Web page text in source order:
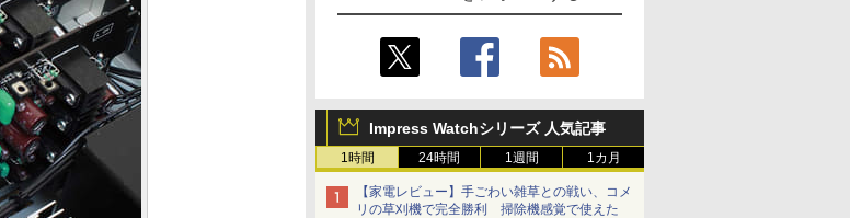
Impress Watchシリーズ 人気記事
1時間 24時間 1週間 1カ月
【家電レビュー】手ごわい雑草との戦い、コメ
リの草刈機で完全勝利 掃除機感覚で使えた